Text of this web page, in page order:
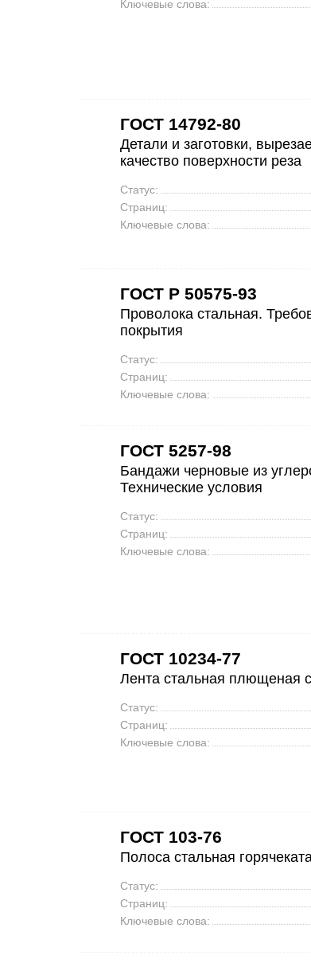
Ключевые слова:
ГОСТ 14792-80
Детали и заготовки,
качество поверхности реза
Статус:
Страниц:
Ключевые слова:
ГОСТ Р 50575-93
Проволока стальная.
покрытия
Статус:
Страниц:
Ключевые слова:
ГОСТ 5257-98
Бандажи черновые из
Технические условия
Статус:
Страниц:
Ключевые слова:
ГОСТ 10234-77
Лента стальная плющеная
Статус:
Страниц:
Ключевые слова:
ГОСТ 103-76
Полоса стальная
Статус:
Страниц:
Ключевые слова: